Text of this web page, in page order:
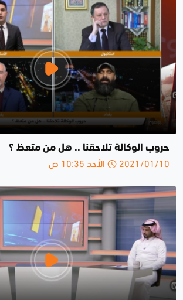
حروب الوكالة تلاحقنا .. هل من متعظ ؟
2021/01/10 الأحد 10:35 ص